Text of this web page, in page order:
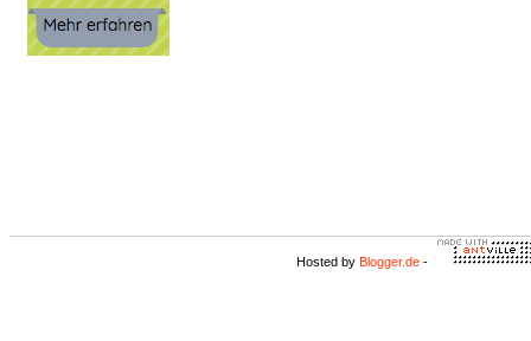
Hosted by Blogger.de -